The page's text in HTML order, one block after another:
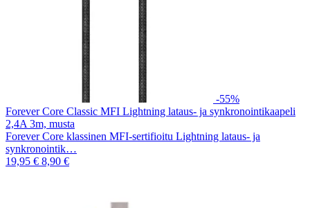
-55%
Forever Core Classic MFI Lightning lataus- ja synkronointikaapeli
2,4A 3m, musta
Forever Core klassinen MFI-sertifioitu Lightning lataus- ja
synkronointik…
19,95 € 8,90 €